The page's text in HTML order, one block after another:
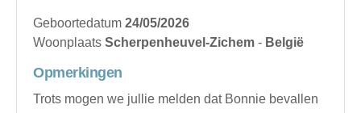
Geboortedatum 24/05/2026
Woonplaats Scherpenheuvel-Zichem - België
Opmerkingen
Trots mogen we jullie melden dat Bonnie bevallen